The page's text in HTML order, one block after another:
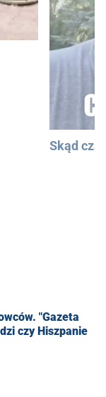
Skąd
"Gazeta
czy Hiszpanie